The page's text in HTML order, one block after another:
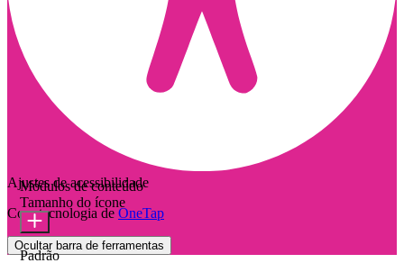
Ajustes de acessibilidade
Com tecnologia de OneTap
Ocultar barra de ferramentas
Módulos de conteúdo
Tamanho do ícone
Padrão